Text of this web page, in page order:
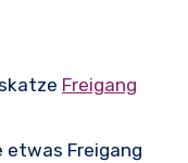
Freigang
etwas Freigang